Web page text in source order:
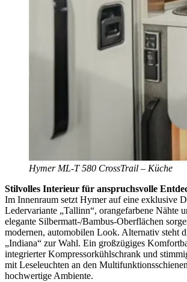
Hymer ML-T 580 CrossTrail – Küche
Stilvolles Interieur für anspruchsvolle
Im Innenraum setzt Hymer auf eine exklusive
Ledervariante „Tallinn“, orangefarbene Nähte
elegante Silbermatt-/Bambus-Oberflächen
modernen, automobilen Look. Alternativ steht
„Indiana“ zur Wahl. Ein großzügiges
integrierter Kompressorkühlschrank und
mit Leseleuchten an den
hochwertige Ambiente.